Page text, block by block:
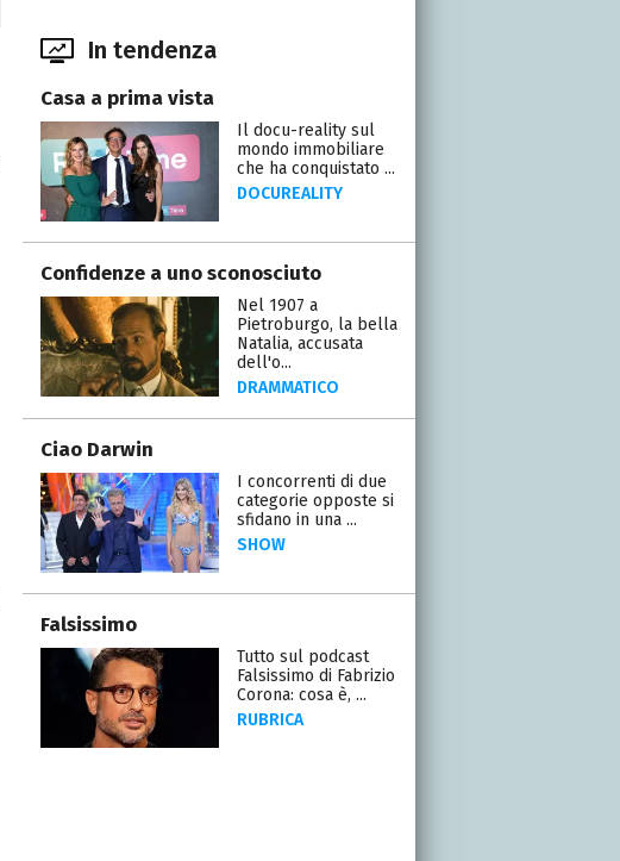
In tendenza
Casa a prima vista
Il docu-reality sul
mondo immobiliare
che ha conquistato ...
DOCUREALITY
Confidenze a uno sconosciuto
Nel 1907 a
Pietroburgo, la bella
Natalia, accusata
dell'o...
DRAMMATICO
Ciao Darwin
I concorrenti di due
categorie opposte si
sfidano in una ...
SHOW
Falsissimo
Tutto sul podcast
Falsissimo di Fabrizio
Corona: cosa è, ...
RUBRICA